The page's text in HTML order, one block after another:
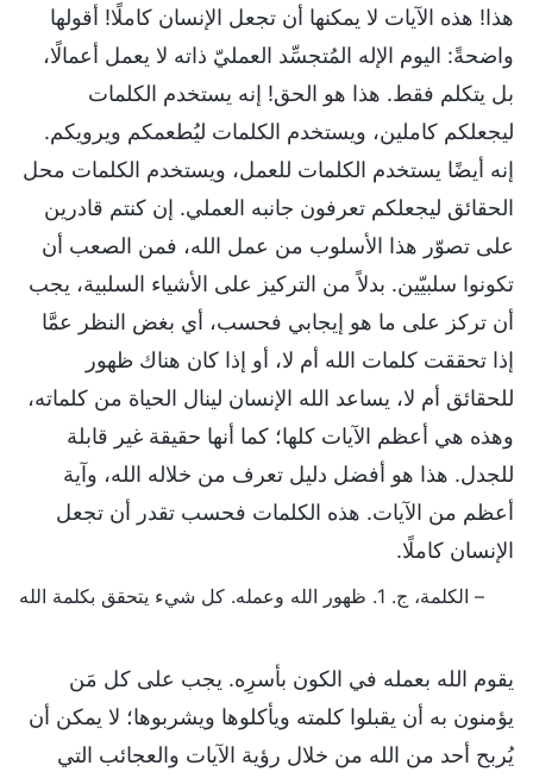
هذا! هذه الآيات لا يمكنها أن تجعل الإنسان كاملًا! أقولها
واضحةً: اليوم الإله المُتجسِّد العمليّ ذاته لا يعمل أعمالًا،
بل يتكلم فقط. هذا هو الحق! إنه يستخدم الكلمات
ليجعلكم كاملين، ويستخدم الكلمات ليُطعمكم ويرويكم.
إنه أيضًا يستخدم الكلمات للعمل، ويستخدم الكلمات محل
الحقائق ليجعلكم تعرفون جانبه العملي. إن كنتم قادرين
على تصوّر هذا الأسلوب من عمل الله، فمن الصعب أن
تكونوا سلبيّين. بدلاً من التركيز على الأشياء السلبية، يجب
أن تركز على ما هو إيجابي فحسب، أي بغض النظر عمَّا
إذا تحققت كلمات الله أم لا، أو إذا كان هناك ظهور
للحقائق أم لا، يساعد الله الإنسان لينال الحياة من كلماته،
وهذه هي أعظم الآيات كلها؛ كما أنها حقيقة غير قابلة
للجدل. هذا هو أفضل دليل تعرف من خلاله الله، وآية
أعظم من الآيات. هذه الكلمات فحسب تقدر أن تجعل
الإنسان كاملًا.
– الكلمة، ج. 1. ظهور الله وعمله. كل شيء يتحقق بكلمة الله
يقوم الله بعمله في الكون بأسرِه. يجب على كل مَن
يؤمنون به أن يقبلوا كلمته ويأكلوها ويشربوها؛ لا يمكن أن
يُربح أحد من الله من خلال رؤية الآيات والعجائب التي